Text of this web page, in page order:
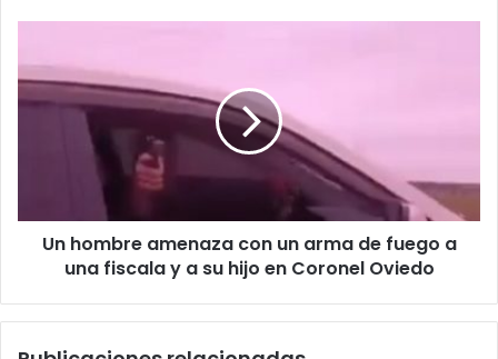
Un hombre amenaza con un arma de fuego a
una fiscala y a su hijo en Coronel Oviedo